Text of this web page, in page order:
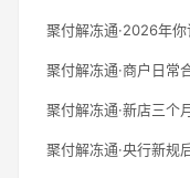
聚付解冻通·2026年
聚付解冻通·商户日常
聚付解冻通·新店三个
聚付解冻通·央行新规